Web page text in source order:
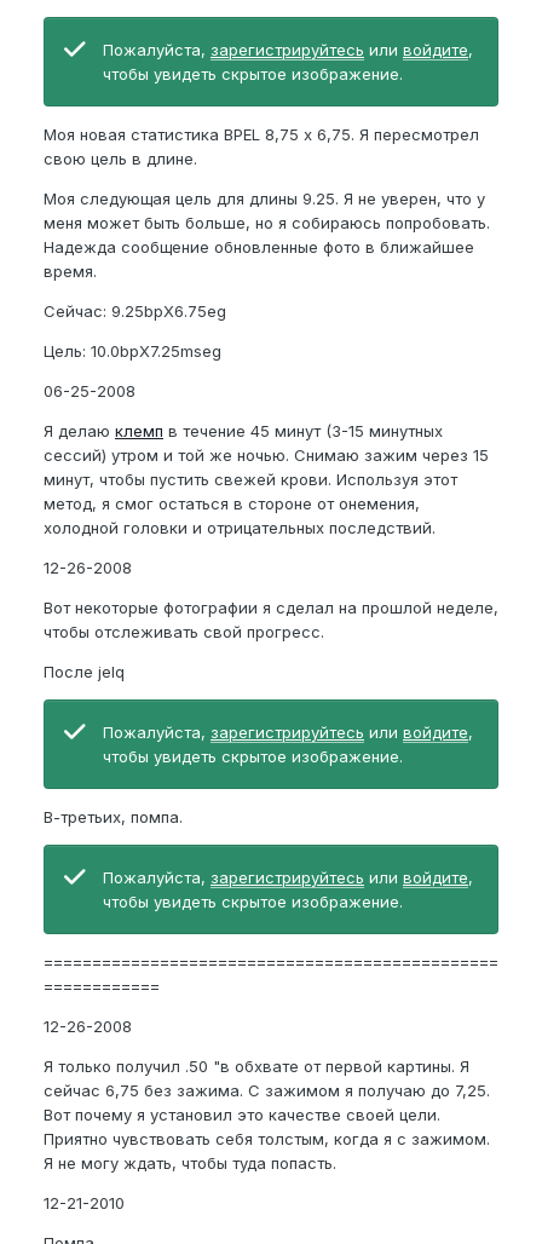
Пожалуйста, зарегистрируйтесь или войдите,
чтобы увидеть скрытое изображение.
Моя новая статистика BPEL 8,75 х 6,75. Я пересмотрел
свою цель в длине.
Моя следующая цель для длины 9.25. Я не уверен, что у
меня может быть больше, но я собираюсь попробовать.
Надежда сообщение обновленные фото в ближайшее
время.
Сейчас: 9.25bpX6.75eg
Цель: 10.0bpX7.25mseg
06-25-2008
Я делаю клемп в течение 45 минут (3-15 минутных
сессий) утром и той же ночью. Снимаю зажим через 15
минут, чтобы пустить свежей крови. Используя этот
метод, я смог остаться в стороне от онемения,
холодной головки и отрицательных последствий.
12-26-2008
Вот некоторые фотографии я сделал на прошлой неделе,
чтобы отслеживать свой прогресс.
После jelq
Пожалуйста, зарегистрируйтесь или войдите,
чтобы увидеть скрытое изображение.
В-третьих, помпа.
Пожалуйста, зарегистрируйтесь или войдите,
чтобы увидеть скрытое изображение.
===============================================
============
12-26-2008
Я только получил .50 "в обхвате от первой картины. Я
сейчас 6,75 без зажима. С зажимом я получаю до 7,25.
Вот почему я установил это качестве своей цели.
Приятно чувствовать себя толстым, когда я с зажимом.
Я не могу ждать, чтобы туда попасть.
12-21-2010